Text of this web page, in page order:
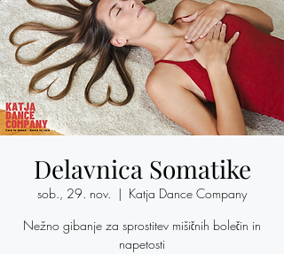
Delavnica Somatike
sob., 29. nov.
  |
Katja Dance Company
Nežno gibanje za sprostitev mišičnih bolečin in
napetosti